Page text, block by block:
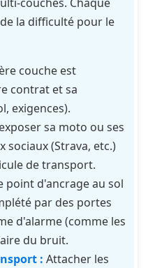
la difficulté pour le
couche est
contrat et sa
exigences).
sa moto ou ses
sociaux (Strava, etc.)
de transport.
point d'ancrage au sol
par des portes
d'alarme (comme les
du bruit.
: Attacher les